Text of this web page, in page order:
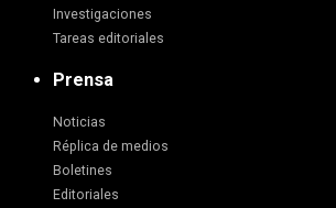
Investigaciones
Tareas editoriales
Prensa
Noticias
Réplica de medios
Boletines
Editoriales